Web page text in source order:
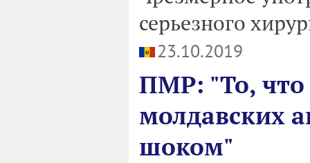
серьезного
23.10.2019
ПМР: "То, что
молдавских
шоком"